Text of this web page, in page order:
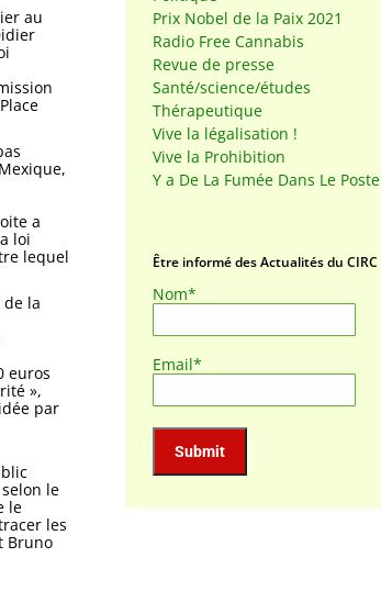
au
a
loi
lequel
la
euros
»,
par
le
le
les
Bruno
Prix Nobel de la Paix 2021
Radio Free Cannabis
Revue de presse
Santé/science/études
Thérapeutique
Vive la légalisation !
Vive la Prohibition
Y a De La Fumée Dans Le Poste
Être informé des Actualités du CIRC
Nom*
Email*